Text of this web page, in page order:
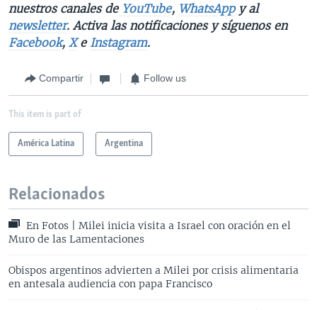
nuestros canales deYouTube, WhatsAppy al
newsletter. Activa las notificaciones y síguenos en
Facebook, Xe Instagram.
Compartir Follow us
This item is part of
América Latina Argentina
Relacionados
En Fotos | Milei inicia visita a Israel con oración en el
Muro de las Lamentaciones
Obispos argentinos advierten a Milei por crisis alimentaria
en antesala audiencia con papa Francisco